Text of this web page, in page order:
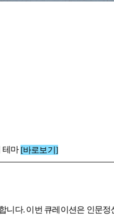
테마 [바로보기]
니다. 이번 큐레이션은 인문정